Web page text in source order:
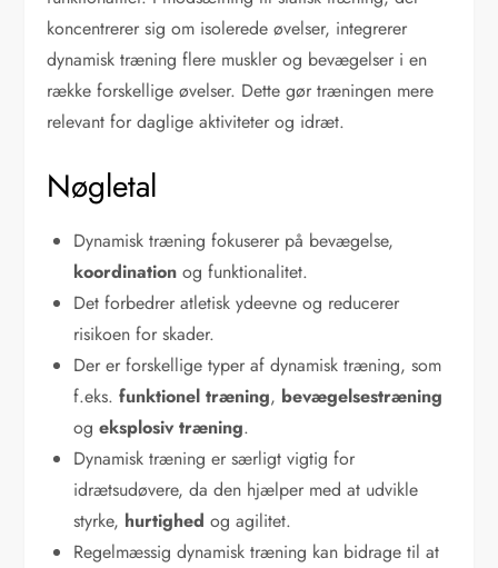
koncentrerer sig om isolerede øvelser, integrerer
dynamisk træning flere muskler og bevægelser i en
række forskellige øvelser. Dette gør træningen mere
relevant for daglige aktiviteter og idræt.
Nøgletal
Dynamisk træning fokuserer på bevægelse,
koordination og funktionalitet.
Det forbedrer atletisk ydeevne og reducerer
risikoen for skader.
Der er forskellige typer af dynamisk træning, som
f.eks.funktionel træning, bevægelsestræning
ogeksplosiv træning.
Dynamisk træning er særligt vigtig for
idrætsudøvere, da den hjælper med at udvikle
styrke, hurtighed og agilitet.
Regelmæssig dynamisk træning kan bidrage til at